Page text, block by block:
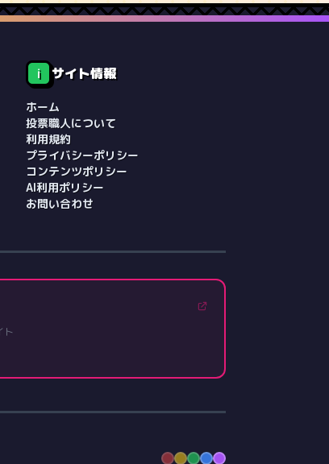
ℹ️ サイト情報
ホーム
投票職人について
利用規約
プライバシーポリシー
コンテンツポリシー
AI利用ポリシー
お問い合わせ
ト